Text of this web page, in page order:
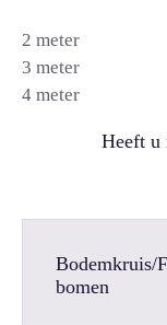
2 meter
3 meter
4 meter
Heeft u
Bodemkruis/
bomen